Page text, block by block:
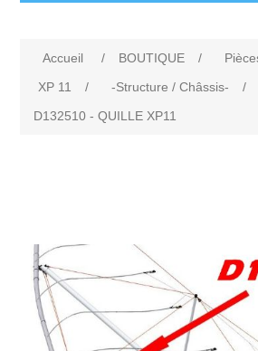
Accueil / BOUTIQUE /
XP 11
/ -Structure / Châssis-
/
D132510 - QUILLE XP11